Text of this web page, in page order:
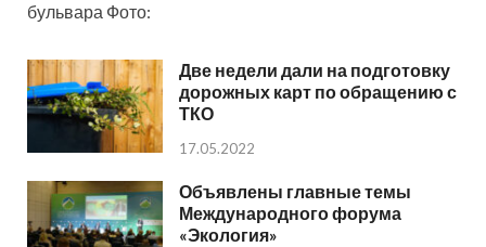
бульвара Фото:
Две недели дали на подготовку
дорожных карт по обращению с
ТКО
17.05.2022
Объявлены главные темы
Международного форума
«Экология»